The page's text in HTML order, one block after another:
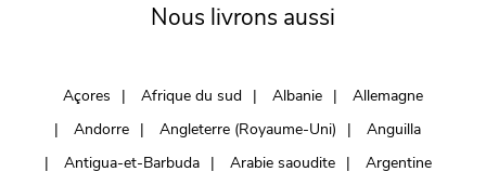
Nous livrons aussi
Açores Afrique du sud Albanie
Allemagne
Andorre
Angleterre (Royaume-Uni)
Anguilla
Antigua-et-Barbuda
Arabie saoudite
Argentine